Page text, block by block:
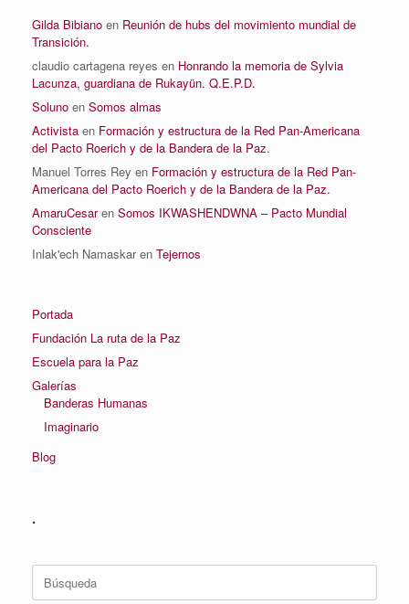
Gilda Bibiano en Reunión de hubs del movimiento mundial de
Transición.
claudio cartagena reyes en Honrando la memoria de Sylvia
Lacunza, guardiana de Rukayün. Q.E.P.D.
Soluno en Somos almas
Activista en Formación y estructura de la Red Pan-Americana
del Pacto Roerich y de la Bandera de la Paz.
Manuel Torres Rey en Formación y estructura de la Red Pan-
Americana del Pacto Roerich y de la Bandera de la Paz.
AmaruCesaren Somos IKWASHENDWNA – Pacto Mundial
Consciente
Inlak'ech Namaskaren Tejernos
Portada
Fundación La ruta de la Paz
Escuela para la Paz
Galerías
Banderas Humanas
Imaginario
Blog
.